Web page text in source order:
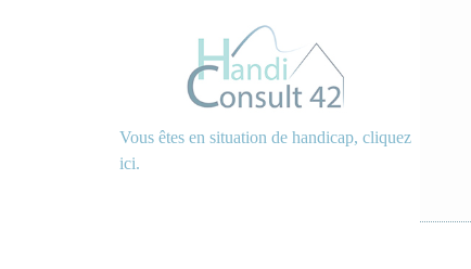
Vous êtes en situation de handicap, cliquez
ici.